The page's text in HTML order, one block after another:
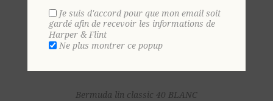
Bermuda lin classic 40 BLANC
Je suis d'accord pour que mon email soit
gardé afin de recevoir les informations de
Harper & Flint
Ne plus montrer ce popup